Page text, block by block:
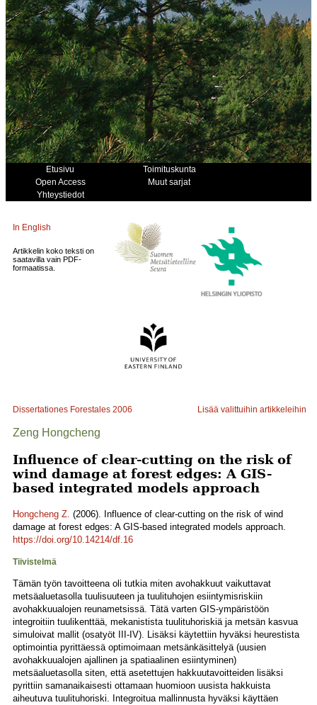
Etusivu
Toimituskunta
Open Access
Muut sarjat
Yhteystiedot
In English
Artikkelin koko teksti on
saatavilla vain PDF-
formaatissa.
Dissertationes Forestales 2006 Lisää valittuihin artikkeleihin
Zeng Hongcheng
Influence of clear-cutting on the risk of
wind damage at forest edges: A GIS-
based integrated models approach
Hongcheng Z. (2006). Influence of clear-cutting on the risk of wind
damage at forest edges: A GIS-based integrated models approach.
https://doi.org/10.14214/df.16
Tiivistelmä
Tämän työn tavoitteena oli tutkia miten avohakkuut vaikuttavat
metsäaluetasolla tuulisuuteen ja tuulituhojen esiintymisriskiin
avohakkuualojen reunametsissä. Tätä varten GIS-ympäristöön
integroitiin tuulikenttää, mekanistista tuulituhoriskiä ja metsän kasvua
simuloivat mallit (osatyöt III-IV). Lisäksi käytettiin hyväksi heurestista
optimointia pyrittäessä optimoimaan metsänkäsittelyä (uusien
avohakkuualojen ajallinen ja spatiaalinen esiintyminen)
metsäaluetasolla siten, että asetettujen hakkuutavoitteiden lisäksi
pyrittiin samanaikaisesti ottamaan huomioon uusista hakkuista
aiheutuva tuulituhoriski. Integroitua mallinnusta hyväksi käyttäen